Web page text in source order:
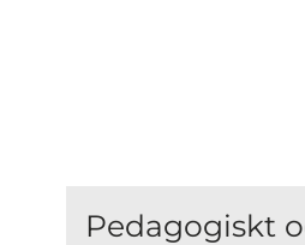
Pedagogiskt